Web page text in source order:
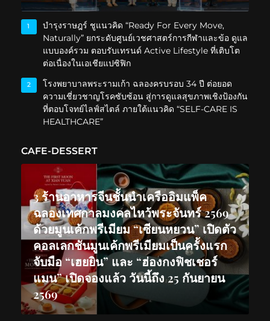
1
บำรุงราษฎร์ ชูแนวคิด “Ready For Every Move,
Naturally” ยกระดับศูนย์เวชศาสตร์การกีฬาและข้อ ดูแล
แบบองค์รวม ตอบรับเทรนด์ Active Lifestyle ที่เติบโต
ต่อเนื่องในเอเชียแปซิฟิก
2
โรงพยาบาลพระรามเก้า ฉลองครบรอบ 34 ปี ต่อยอด
ความเชี่ยวชาญโรคซับซ้อน สู่การดูแลสุขภาพเชิงป้องกัน
ที่ตอบโจทย์ไลฟ์สไตล์ ภายใต้แนวคิด “SELF-CARE IS
HEALTHCARE”
CAFE-DESSERT
3 ร้านอาหารจีนชั้นนำเครืออิมแพ็ค
ฉลองเทศกาลมงคลไหว้พระจันทร์ 2569
ด้วยมูนเค้กพรีเมียม “เซียนหยวน” เปิดตัว
คอลเลกชันมูนเค้กพรีเมียมเป็นครั้งแรก
จับมือ “เฮยยิน” และ “ฮ่องกงฟิชเชอร์
แมน” เปิดจองแล้ว วันนี้ถึง 25 กันยายน
2569